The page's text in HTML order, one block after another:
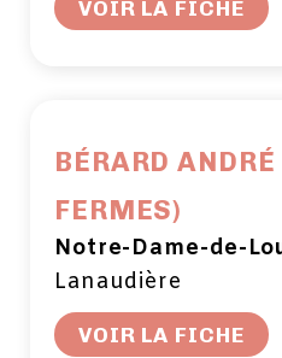
VOIR LA FICHE
BÉRARD
FERMES)
Notre-Dame-de-
Lanaudière
VOIR LA FICHE